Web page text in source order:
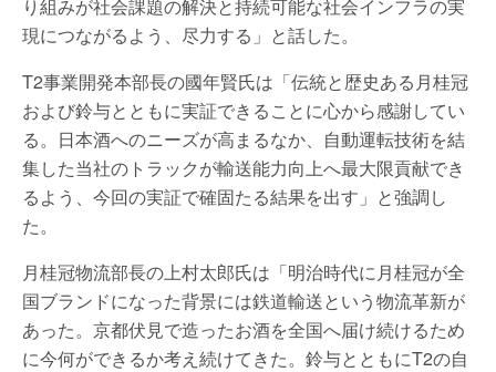
り組みが社会課題の解決と持続可能な社会インフラの実
現につながるよう、尽力する」と話した。
T2事業開発本部長の國年賢氏は「伝統と歴史ある月桂冠
および鈴与とともに実証できることに心から感謝してい
る。日本酒へのニーズが高まるなか、自動運転技術を結
集した当社のトラックが輸送能力向上へ最大限貢献でき
るよう、今回の実証で確固たる結果を出す」と強調し
た。
月桂冠物流部長の上村太郎氏は「明治時代に月桂冠が全
国ブランドになった背景には鉄道輸送という物流革新が
あった。京都伏見で造ったお酒を全国へ届け続けるため
に今何ができるか考え続けてきた。鈴与とともにT2の自